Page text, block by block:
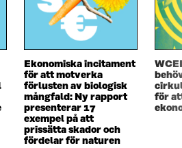
F
E
R
Ekonomiska incitament
för att motverka
förlusten av biologisk
mångfald: Ny rapport
presenterar 17
exempel på att
prissätta skador och
fördelar för naturen
för